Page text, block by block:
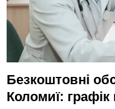
Безкоштовні
Коломиї: графік